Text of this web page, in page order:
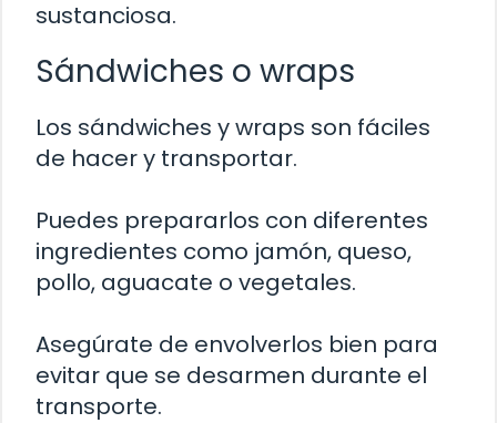
sustanciosa.
Sándwiches o wraps
Los sándwiches y wraps son fáciles
de hacer y transportar.
Puedes prepararlos con diferentes
ingredientes como jamón, queso,
pollo, aguacate o vegetales.
Asegúrate de envolverlos bien para
evitar que se desarmen durante el
transporte.